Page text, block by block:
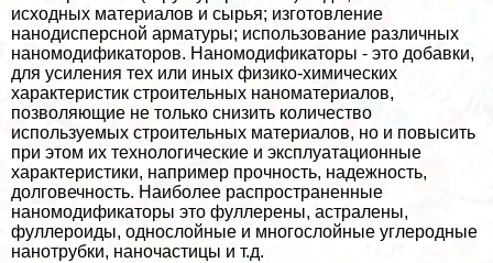
исходных материалов и сырья; изготовление
нанодисперсной арматуры; использование различных
наномодификаторов. Наномодификаторы - это добавки,
для усиления тех или иных физико-химических
хаpaктеристик строительных наноматериалов,
позволяющие не только снизить количество
используемых строительных материалов, но и повысить
при этом их технологические и эксплуатационные
хаpaктеристики, например прочность, надежность,
долговечность. Наиболее распространенные
наномодификаторы это фуллерены, астралены,
фуллероиды, однослойные и многослойные углеродные
нанотрубки, наночастицы и т.д.